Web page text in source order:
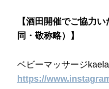
【酒田開催でご協力
同・敬称略）】
ベビーマッサージ
https://